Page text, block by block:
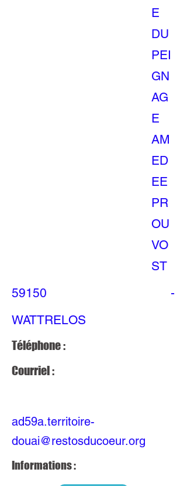
E
DU
PEI
GN
AG
E
AM
ED
EE
PR
OU
VO
ST
59150
-
WATTRELOS
Téléphone :
Courriel :
ad59a.territoire-
douai@restosducoeur.org
Informations :